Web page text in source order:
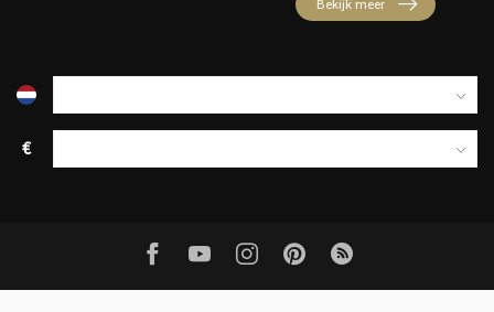
Bekijk meer
€